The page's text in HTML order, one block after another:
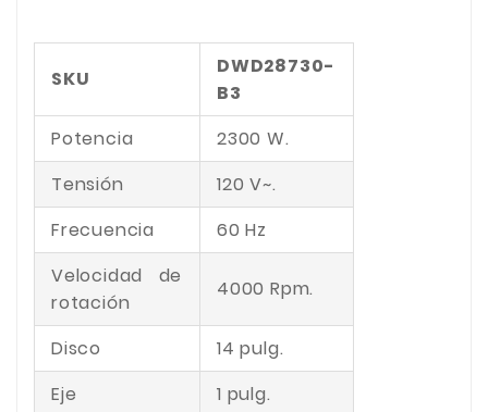
SKU
DWD28730-
B3
Potencia
2300 W.
Tensión
120 V~.
Frecuencia
60 Hz
Velocidad de
rotación
4000 Rpm.
Disco
14 pulg.
Eje
1 pulg.